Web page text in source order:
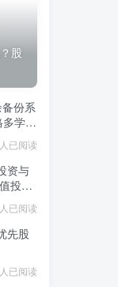
股
份系
学科
已阅读
资与
投资
已阅读
先股
已阅读